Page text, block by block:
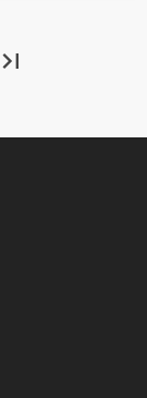
last_page